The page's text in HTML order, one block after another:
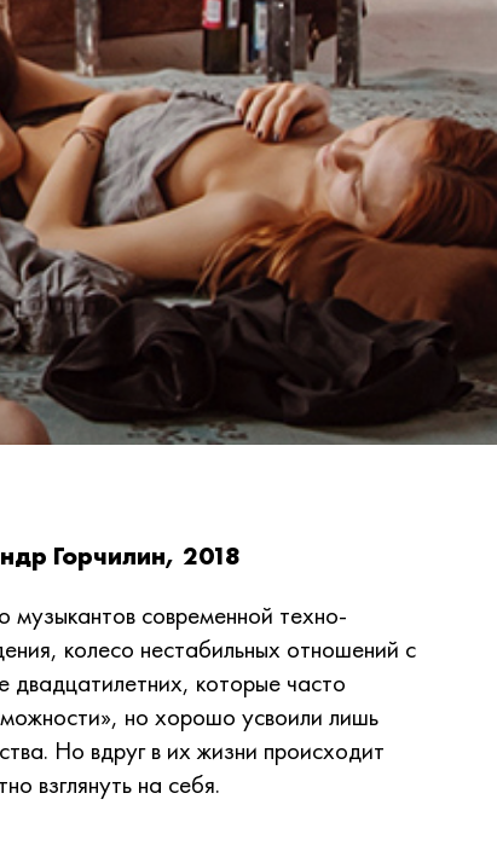
Горчилин, 2018
современной техно-
колесо нестабильных отношений с
которые часто
но хорошо усвоили лишь
Но вдруг в их жизни происходит
взглянуть на себя.